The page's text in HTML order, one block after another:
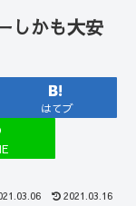
しかも大安
はてブ
2021.03.16